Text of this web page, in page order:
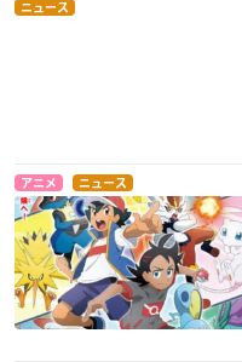
ニュース
アニメ ニュース